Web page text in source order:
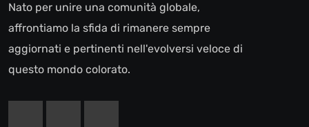
Nato per unire una comunità globale,
affrontiamo la sfida di rimanere sempre
aggiornati e pertinenti nell'evolversi veloce di
questo mondo colorato.